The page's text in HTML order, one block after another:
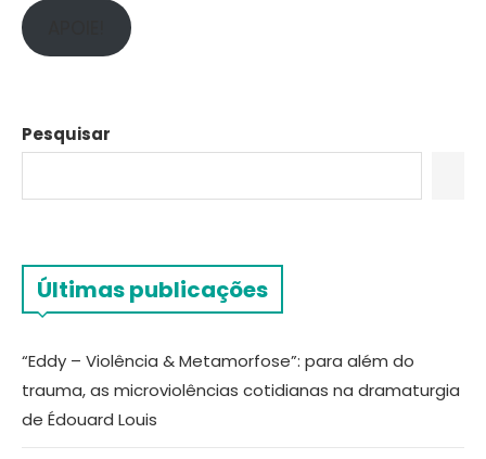
Pesquisar
Últimas publicações
“Eddy – Violência & Metamorfose”: para além do
trauma, as microviolências cotidianas na dramaturgia
de Édouard Louis